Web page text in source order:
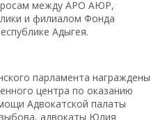
между АРО АЮР,
и филиалом Фонда
Адыгея.
парламента награждены
центра по оказанию
Адвокатской палаты
адвокаты Юлия